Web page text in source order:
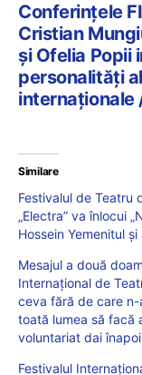
Conferințele
Cristian
și Ofelia Popii
personalităţi
internaţionale
Similare
Festivalul de Teatru
„Electra” va înlocui
Hossein Yemenitul
Mesajul a două
Internațional de
ceva fără de care
toată lumea să facă
voluntariat dai
Festivalul